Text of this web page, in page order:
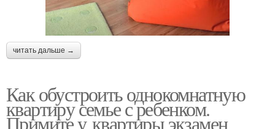
читать дальше →
Как обустроить однокомнатную
квартиру семье с ребенком.
Примите у квартиры экзамен